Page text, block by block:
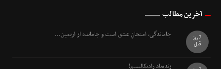
آخرین مطالب
جاماندگی، امتحانِ عشق است و جامانده از اربعین...
7 روز
قبل
زنده‌باد رادیکالیسم!